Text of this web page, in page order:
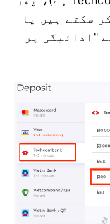
سکتے ہیں یا
"ادائیگی پر